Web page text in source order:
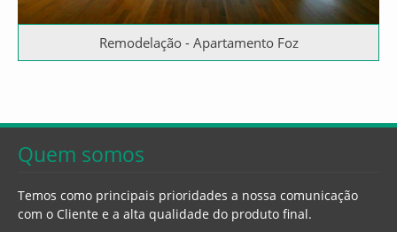
Remodelação - Apartamento Foz
Quem somos
Temos como principais prioridades a nossa comunicação
com o Cliente e a alta qualidade do produto final.